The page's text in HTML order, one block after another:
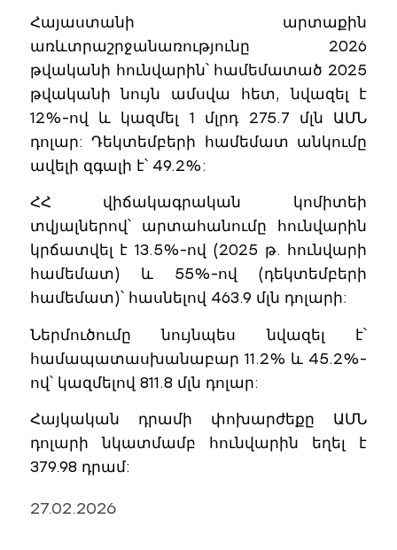
Հայաստանի արտաքին
առևտրաշրջանառությունը 2026
թվականի հունվարին՝ համեմատած 2025
թվականի նույն ամսվա հետ, նվազել է
12%-ով և կազմել 1 մլրդ 275.7 մլն ԱՄՆ
դոլար: Դեկտեմբերի համեմատ անկումը
ավելի զգալի է՝ 49.2%:
ՀՀ վիճակագրական կոմիտեի
տվյալներով՝ արտահանումը հունվարին
կրճատվել է 13.5%-ով (2025 թ. հունվարի
համեմատ) և 55%-ով (դեկտեմբերի
համեմատ)՝ հասնելով 463.9 մլն դոլարի:
Ներմուծումը նույնպես նվազել է՝
համապատասխանաբար 11.2% և 45.2%-
ով՝ կազմելով 811.8 մլն դոլար:
Հայկական դրամի փոխարժեքը ԱՄՆ
դոլարի նկատմամբ հունվարին եղել է
379.98 դրամ:
27.02.2026